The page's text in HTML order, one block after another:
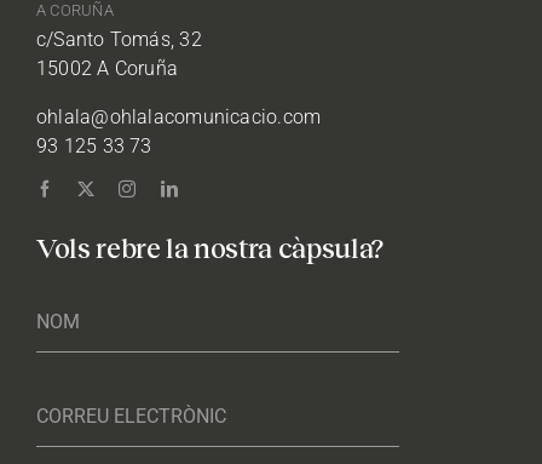
A CORUÑA
c/Santo Tomás, 32
15002 A Coruña
ohlala@ohlalacomunicacio.com
93 125 33 73
Vols rebre la nostra càpsula?